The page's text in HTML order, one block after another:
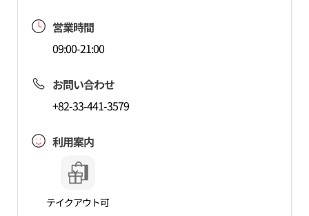
営業時間
09:00-21:00
お問い合わせ
+82-33-441-3579
利用案内
テイクアウト可